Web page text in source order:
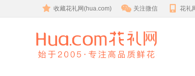
收藏花礼网(hua.com) 关注微信 花礼